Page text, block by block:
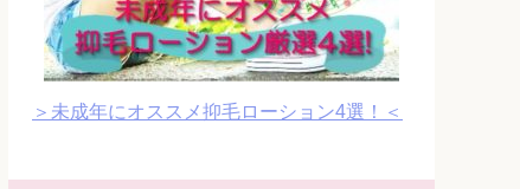
＞未成年にオススメ抑毛ローション4選！＜